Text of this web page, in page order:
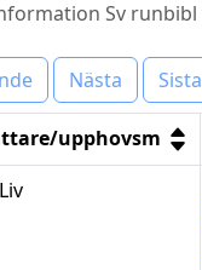
Sv runbibl
Nästa Sista
upphovsm